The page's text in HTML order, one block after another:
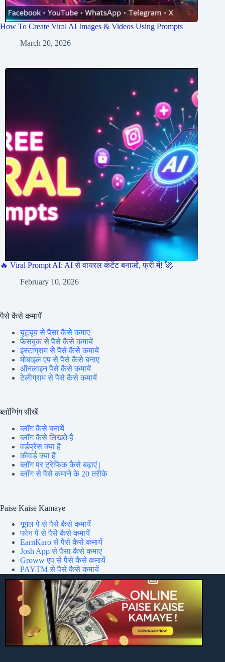
How To Create Viral AI Images & Videos Using Prompts
March 20, 2026
🔥 Viral Prompt AI: AI से वायरल कंटेंट बनाओ, फ्री में! 🚀
February 10, 2026
पैसे कैसे कमायें
यूट्यूब से पैसा कैसे कमाए
फेसबुक से पैसे कैसे कमायें
इंस्टाग्राम से पैसे कैसे कमायें
मोबाइल एप से पैसे कैसे बनाए
ऑनलाइन पैसे कैसे कमायें
टेलीग्राम से पैसे कैसे कमायें
ब्लॉग्गिंग सीखें
ब्लॉग कैसे बनायें
ब्लॉग कैसे लिखते हैं
वर्डप्रेस क्या है
कीवर्ड क्या है
ब्लॉग पर ट्रेफिक कैसे बढ़ाएं |
ब्लॉग से पैसे कमाने के 20 तरीके
Paise Kaise Kamaye
गूगल पे से पैसे कैसे कमायें
फोन पे से पैसे कैसे कमायें
EarnKaro से पैसे कैसे कमायें
Josh App से पैसा कैसे कमाए
Groww एप से पैसे कैसे कमायें
PAYTM से पैसे कैसे कमायें